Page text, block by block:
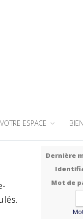
VOTRE ESPACE
Dernière
Mot de